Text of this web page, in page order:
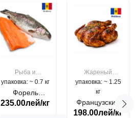
Рыба и
морепродукты
упаковка: ~ 0.7 кг
Форель
лососевая
235.00лей/кг
Жареный
цыпленок
упаковка: ~ 1.25
кг
Французский
гриль, кг
198.00лей/кг